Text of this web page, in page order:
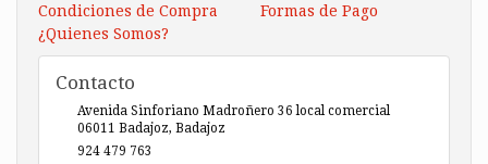
Condiciones de Compra
Formas de Pago
¿Quienes Somos?
Contacto
Avenida Sinforiano Madroñero 36 local comercial
06011 Badajoz, Badajoz
924 479 763